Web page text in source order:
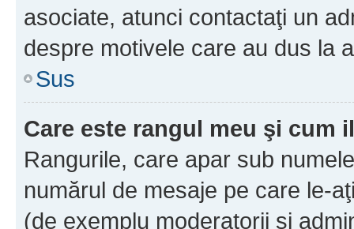
asociate, atunci contactaţi un
despre motivele care au dus la
Sus
Care este rangul meu şi cum
Rangurile, care apar sub
numărul de mesaje pe care le-
(de exemplu moderatorii şi